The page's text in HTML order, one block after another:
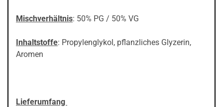
Mischverhältnis: 50% PG / 50% VG
Inhaltstoffe: Propylenglykol, pflanzliches Glyzerin,
Aromen
Lieferumfang